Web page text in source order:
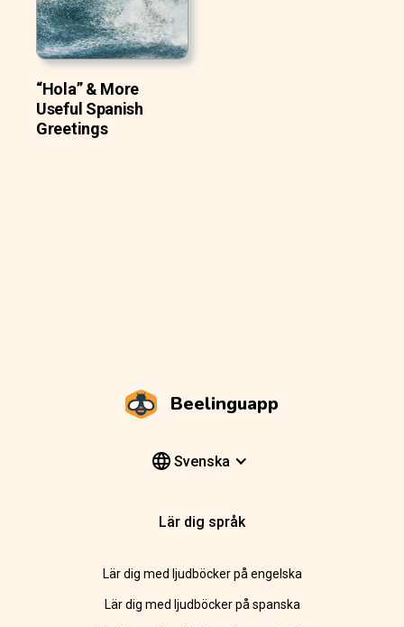
“Hola” & More
Useful Spanish
Greetings
Beelinguapp
Svenska
Lär dig språk
Lär dig med ljudböcker på engelska
Lär dig med ljudböcker på spanska